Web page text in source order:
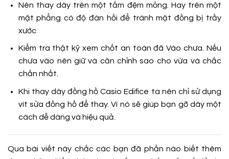
Nên thay dây trên một tấm đệm mỏng. Hay trên một
mặt phẳng có độ đàn hồi để tránh mặt đồng bị trầy
xước
Kiểm tra thật kỹ xem chốt an toàn đã Vào chưa. Nếu
chưa vào nên giữ và căn chỉnh sao cho vừa và chắc
chắn nhất.
Khi thay dây đồng hồ Casio Edifice ta nên chỉ sử dụng
vít sửa đồng hồ để thay. Vì nó sẽ giúp bạn gỡ dây một
cách dễ dàng và hiệu quả.
Qua bài viết này chắc các bạn đã phần nào biết thêm